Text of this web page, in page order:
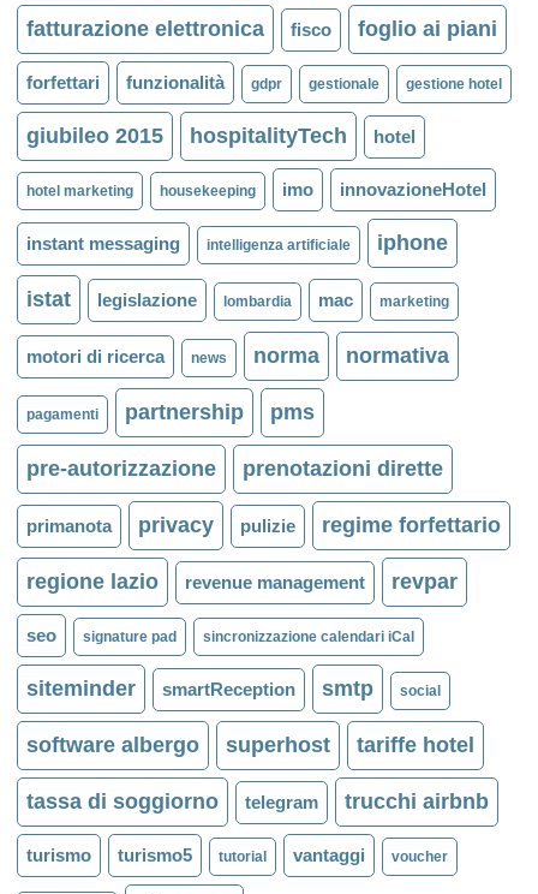
fatturazione elettronica fisco foglio ai piani
forfettari funzionalità gdpr gestionale gestione hotel
giubileo 2015 hospitalityTech hotel
hotel marketing housekeeping imo innovazioneHotel
instant messaging intelligenza artificiale iphone
istat legislazione lombardia mac marketing
motori di ricerca news norma normativa
pagamenti partnership pms
pre-autorizzazione prenotazioni dirette
primanota privacy pulizie regime forfettario
regione lazio revenue management revpar
seo signature pad sincronizzazione calendari iCal
siteminder smartReception smtp social
software albergo superhost tariffe hotel
tassa di soggiorno telegram trucchi airbnb
turismo turismo5 tutorial vantaggi voucher